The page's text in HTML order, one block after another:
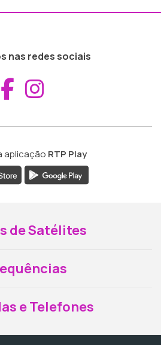
nas redes sociais
Aceder ao
aplicação RTP Play
de Satélites
e Telefones